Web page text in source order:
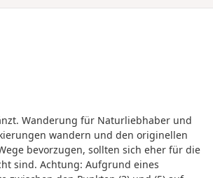
Wanderung für Naturliebhaber und
wandern und den originellen
bevorzugen, sollten sich eher für die
sind. Achtung: Aufgrund eines